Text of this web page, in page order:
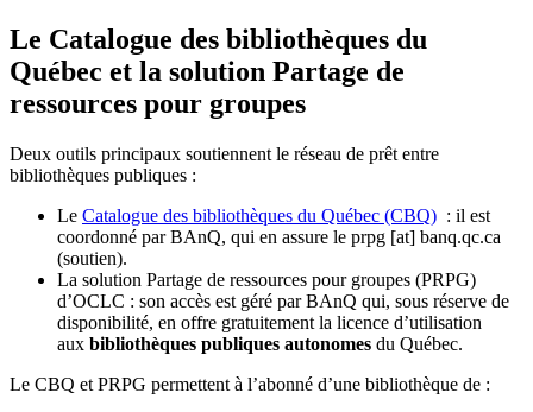
Le Catalogue des bibliothèques du
Québec et la solution Partage de
ressources pour groupes
Deux outils principaux soutiennent le réseau de prêt entre
bibliothèques publiques :
Le Catalogue des bibliothèques du Québec (CBQ) : il est
coordonné par BAnQ, qui en assure le prpg [at] banq.qc.ca
(soutien).
La solution Partage de ressources pour groupes (PRPG)
d’OCLC : son accès est géré par BAnQ qui, sous réserve de
disponibilité, en offre gratuitement la licence d’utilisation
aux bibliothèques publiques autonomes du Québec.
Le CBQ et PRPG permettent à l’abonné d’une bibliothèque de :